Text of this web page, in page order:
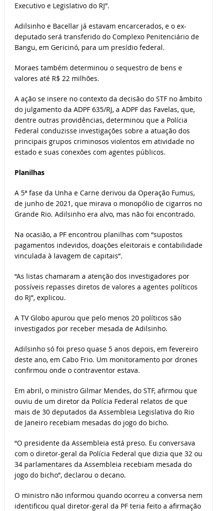
Executivo e Legislativo do RJ”.
Adilsinho e Bacellar já estavam encarcerados, e o ex-
deputado será transferido do Complexo Penitenciário de
Bangu, em Gericinó, para um presídio federal.
Moraes também determinou o sequestro de bens e
valores até R$ 22 milhões.
A ação se insere no contexto da decisão do STF no âmbito
do julgamento da ADPF 635/RJ, a ADPF das Favelas, que,
dentre outras providências, determinou que a Polícia
Federal conduzisse investigações sobre a atuação dos
principais grupos criminosos violentos em atividade no
estado e suas conexões com agentes públicos.
Planilhas
A 5ª fase da Unha e Carne derivou da Operação Fumus,
de junho de 2021, que mirava o monopólio de cigarros no
Grande Rio. Adilsinho era alvo, mas não foi encontrado.
Na ocasião, a PF encontrou planilhas com “supostos
pagamentos indevidos, doações eleitorais e contabilidade
vinculada à lavagem de capitais”.
“As listas chamaram a atenção dos investigadores por
possíveis repasses diretos de valores a agentes políticos
do RJ”, explicou.
A TV Globo apurou que pelo menos 20 políticos são
investigados por receber mesada de Adilsinho.
Adilsinho só foi preso quase 5 anos depois, em fevereiro
deste ano, em Cabo Frio. Um monitoramento por drones
confirmou onde o contraventor estava.
Em abril, o ministro Gilmar Mendes, do STF, afirmou que
ouviu de um diretor da Polícia Federal relatos de que
mais de 30 deputados da Assembleia Legislativa do Rio
de Janeiro recebiam mesadas do jogo do bicho.
“O presidente da Assembleia está preso. Eu conversava
com o diretor-geral da Polícia Federal que dizia que 32 ou
34 parlamentares da Assembleia recebiam mesada do
jogo do bicho”, declarou o decano.
O ministro não informou quando ocorreu a conversa nem
identificou qual diretor-geral da PF teria feito a afirmação